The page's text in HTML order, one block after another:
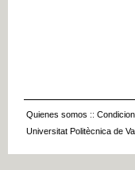
Quienes somos ::
Universitat Politècnica de